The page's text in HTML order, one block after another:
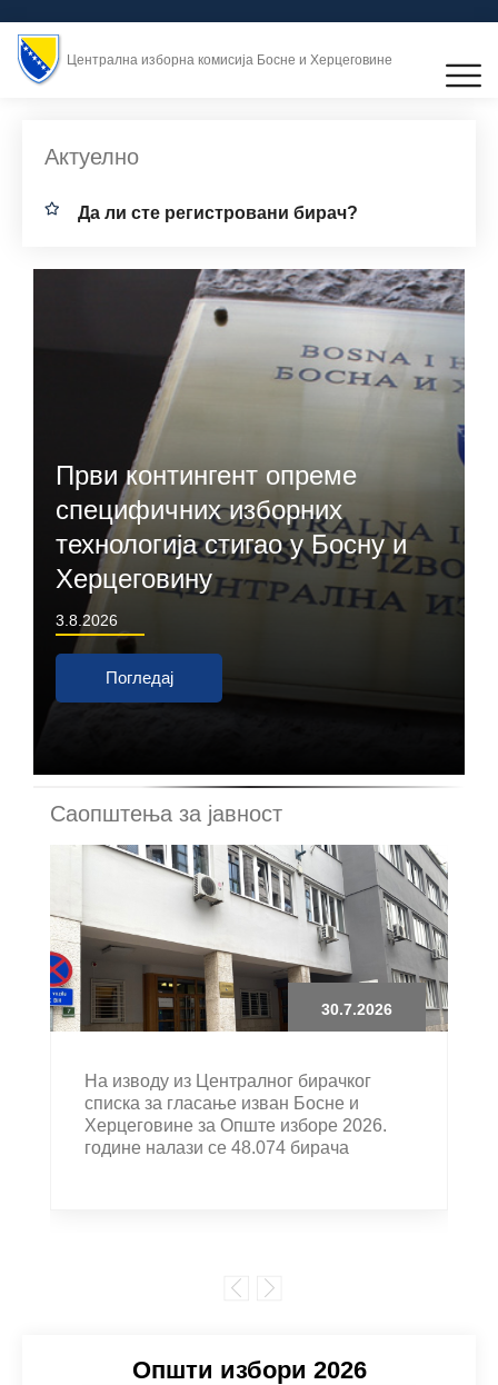
Централна изборна комисија Босне и Херцеговине
Актуелно
Дa ли стe рeгистрoвaни бирач?
Први контингент опреме
специфичних изборних
технологија стигао у Босну и
Херцеговину
3.8.2026
Погледај
Саопштења за јавност
30.7.2026
На изводу из Централног бирачког
списка за гласање изван Босне и
Херцеговине за Опште изборе 2026.
године налази се 48.074 бирача
Општи избори 2026